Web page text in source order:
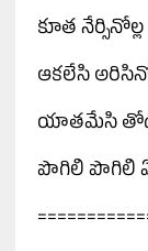
కూత
ఆకలేసి
యాతమేసి
పొగిలి పొగిలి